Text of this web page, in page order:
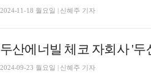
2024-11-18 월요일 | 신혜주 기자
두산에너빌 체코 자회사 '
2024-09-23 월요일 | 신혜주 기자